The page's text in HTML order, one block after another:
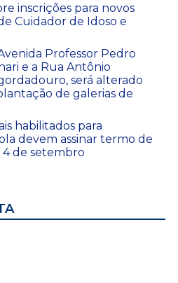
inscrições para novos
Cuidador de Idoso e
Professor Pedro
e a Rua Antônio
será alterado
de galerias de
habilitados para
devem assinar termo de
de setembro